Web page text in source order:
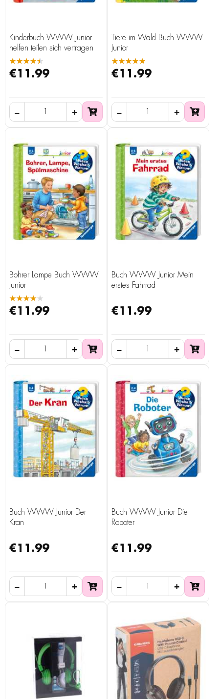
Kinderbuch WWW Junior
helfen teilen sich vertragen
★★★★★
€11.99
Tiere im Wald Buch WWW
Junior
★★★★★
€11.99
Bohrer Lampe Buch WWW
Junior
★★★★★
€11.99
Buch WWW Junior Mein
erstes Fahrrad
€11.99
Buch WWW Junior Der
Kran
€11.99
Buch WWW Junior Die
Roboter
€11.99